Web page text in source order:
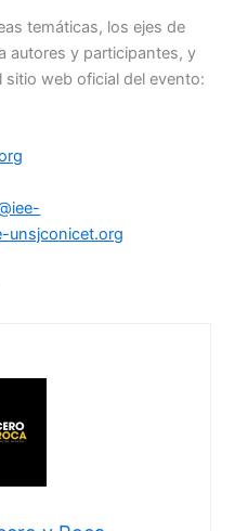
temáticas, los ejes de
autores y participantes, y
sitio web oficial del evento:
unsjconicet.org